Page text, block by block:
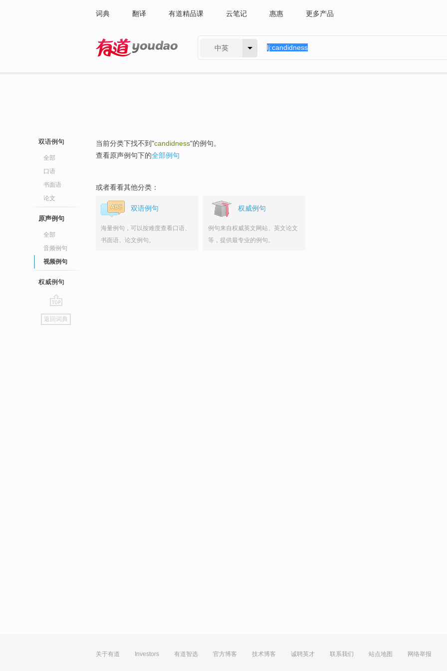
词典 翻译 有道精品课 云笔记 惠惠 更多产品
中英
双语例句
全部
口语
书面语
论文
原声例句
全部
音频例句
视频例句
权威例句
go
top
返回词典
当前分类下找不到"candidness"的例句。
查看原声例句下的全部例句
或者看看其他分类：
双语例句
海量例句，可以按难度查看口语、
书面语、论文例句。
权威例句
例句来自权威英文网站、英文论文
等，提供最专业的例句。
关于有道 Investors 有道智选 官方博客 技术博客 诚聘英才 联系我们 站点地图 网络举报